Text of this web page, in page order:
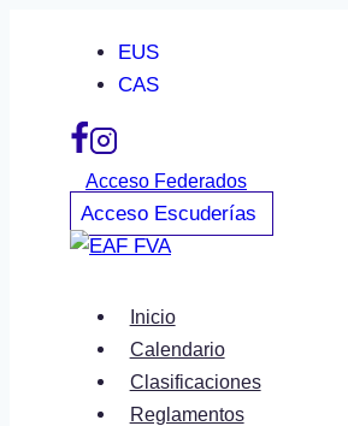
EUS
CAS
Acceso Federados
Acceso Escuderías
Inicio
Calendario
Clasificaciones
Reglamentos